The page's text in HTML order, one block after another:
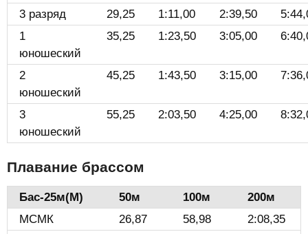
3 разряд
29,25 1:11,00 2:39,50
1
юношеский
35,25 1:23,50 3:05,00
2
юношеский
45,25 1:43,50 3:15,00
3
юношеский
55,25 2:03,50 4:25,00
Плавание брассом
Бас-25м(М)️ 50м 100м
200м
МСМК
26,87 58,98
2:08,35